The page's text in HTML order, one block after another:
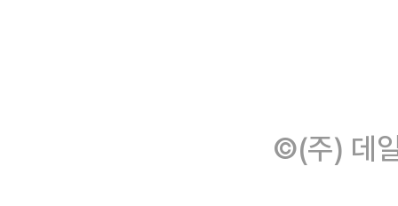
©(주) 데